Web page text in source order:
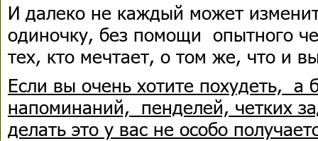
И далеко не каждый может
одиночку, без помощи опытного
тех, кто мечтает, о том же, что и
Если вы очень хотите похудеть, а
напоминаний, пенделей, четких
делать это у вас не особо